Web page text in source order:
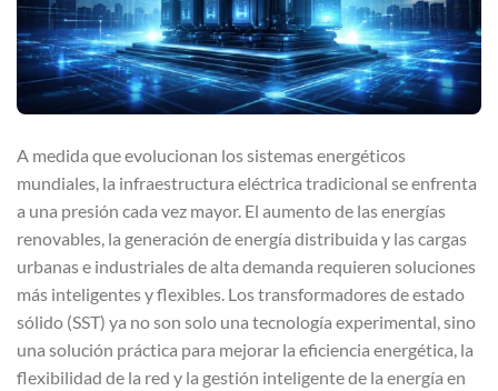
A medida que evolucionan los sistemas energéticos
mundiales, la infraestructura eléctrica tradicional se enfrenta
a una presión cada vez mayor. El aumento de las energías
renovables, la generación de energía distribuida y las cargas
urbanas e industriales de alta demanda requieren soluciones
más inteligentes y flexibles. Los transformadores de estado
sólido (SST) ya no son solo una tecnología experimental, sino
una solución práctica para mejorar la eficiencia energética, la
flexibilidad de la red y la gestión inteligente de la energía en